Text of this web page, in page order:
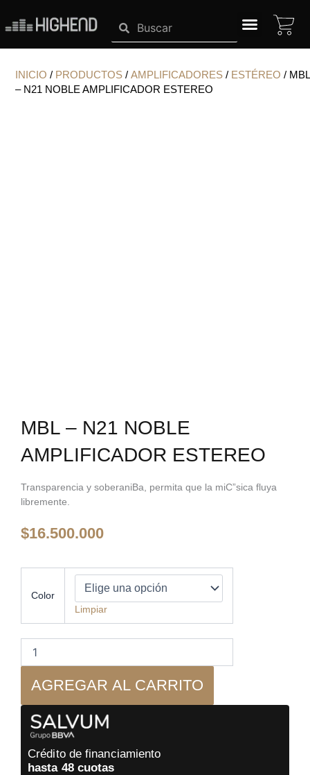
contenido
INICIO / PRODUCTOS / AMPLIFICADORES / ESTÉREO / MBL
– N21 NOBLE AMPLIFICADOR ESTEREO
MBL – N21 NOBLE
AMPLIFICADOR ESTEREO
Transparencia y soberaniВ­a, permita que la miС”sica fluya
libremente.
$16.500.000
Color
Limpiar
N21
cantidad
AGREGAR AL CARRITO
Crédito de financiamiento
hasta 48 cuotas